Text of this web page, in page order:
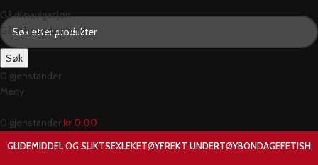
Gå til navigasjon
Gå til hovedinnhold
Søk
0 gjenstander
Meny
0 gjenstander kr 0.00
GLIDEMIDDEL OG SLIKTSEXLEKETØYFREKT UNDERTØYBONDAGEFETISH